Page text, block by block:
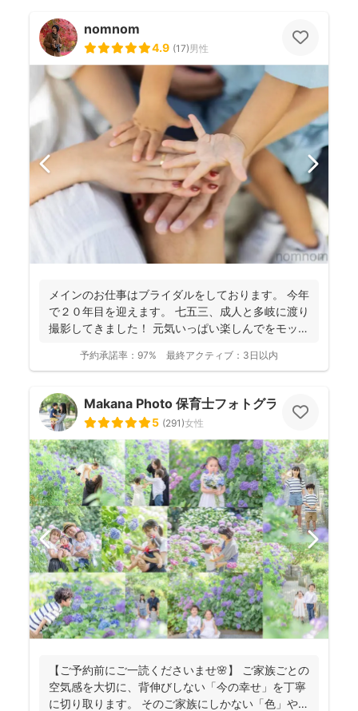
nomnom
4.9 (17)男性
メインのお仕事はブライダルをしております。 今年
で２０年目を迎えます。 七五三、成人と多岐に渡り
撮影してきました！ 元気いっぱい楽しんでをモット
予約承諾率： 97% 最終アクティブ： 3日以内
Makana Photo 保育士フォトグラファー
5 (291)女性
【ご予約前にご一読くださいませ🌸】 ご家族ごとの
空気感を大切に、背伸びしない「今の幸せ」を丁寧
に切り取ります。 そのご家族にしかない「色」や、